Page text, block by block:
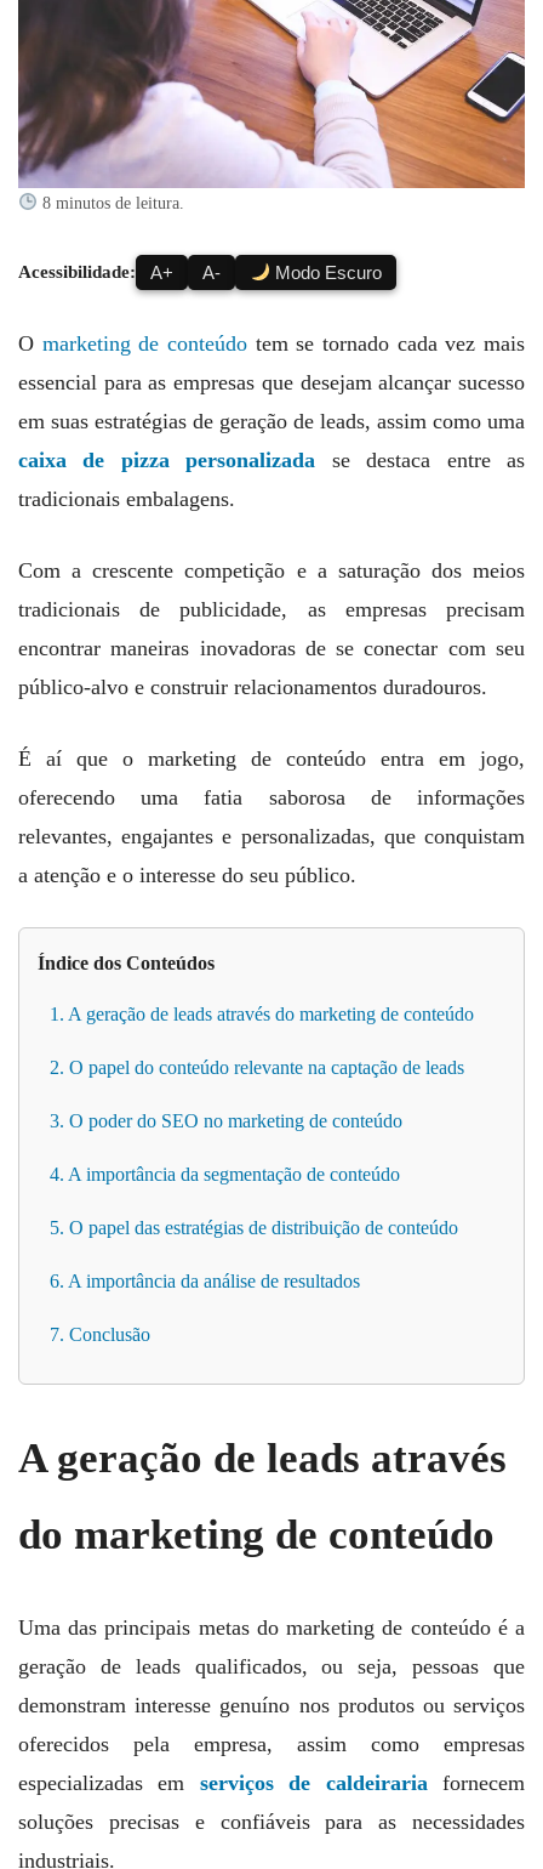
8 minutos de leitura.
Acessibilidade: A+ A- Modo Escuro
O marketing de conteúdo tem se tornado cada vez mais
essencial para as empresas que desejam alcançar sucesso
em suas estratégias de geração de leads, assim como uma
caixa de pizza personalizada se destaca entre as
tradicionais embalagens.
Com a crescente competição e a saturação dos meios
tradicionais de publicidade, as empresas precisam
encontrar maneiras inovadoras de se conectar com seu
público-alvo e construir relacionamentos duradouros.
É aí que o marketing de conteúdo entra em jogo,
oferecendo uma fatia saborosa de informações
relevantes, engajantes e personalizadas, que conquistam
a atenção e o interesse do seu público.
Índice dos Conteúdos
1. A geração de leads através do marketing de conteúdo
2. O papel do conteúdo relevante na captação de leads
3. O poder do SEO no marketing de conteúdo
4. A importância da segmentação de conteúdo
5. O papel das estratégias de distribuição de conteúdo
6. A importância da análise de resultados
7. Conclusão
A geração de leads através
do marketing de conteúdo
Uma das principais metas do marketing de conteúdo é a
geração de leads qualificados, ou seja, pessoas que
demonstram interesse genuíno nos produtos ou serviços
oferecidos pela empresa, assim como empresas
especializadas em serviços de caldeirariafornecem
soluções precisas e confiáveis para as necessidades
industriais.